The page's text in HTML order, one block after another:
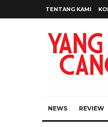
TENTANG KAMI
NEWS REVIEW